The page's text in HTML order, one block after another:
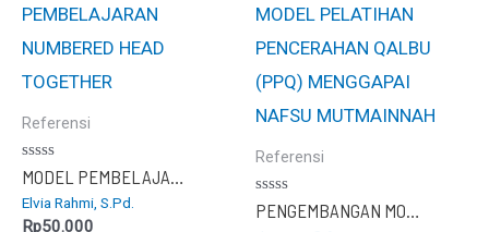
Referensi
Dinilai
0
dari
5
Elvia Rahmi, S.Pd.
Rp50.000
Referensi
Dinilai
0